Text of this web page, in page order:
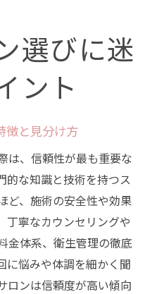
選びに迷
ント
徴と見分け方
は、信頼性が最も重要な
的な知識と技術を持つス
ど、施術の安全性や効果
丁寧なカウンセリングや
金体系、衛生管理の徹底
に悩みや体調を細かく聞
ロンは信頼度が高い傾向